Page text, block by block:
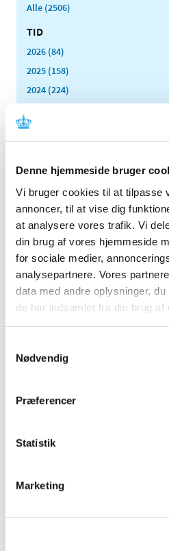
Denne hjemmeside bruger
Vi bruger cookies til at tilpasse
annoncer, til at vise dig
at analysere vores trafik. Vi
din brug af vores hjemmeside
for sociale medier,
analysepartnere. Vores
data med andre oplysninger,
de har indsamlet fra din brug af
Nødvendig
Præferencer
Statistik
Marketing
Alle (2506)
TID
2026 (84)
2025 (158)
2024 (224)
2022 (197)
2020 (263)
november (33)
oktober (20)
september (20)
august (17)
juli (11)
juni (21)
maj (21)
april (24)
februar (12)
2019 (159)
2017 (167)
2014 (44)
2013 (49)